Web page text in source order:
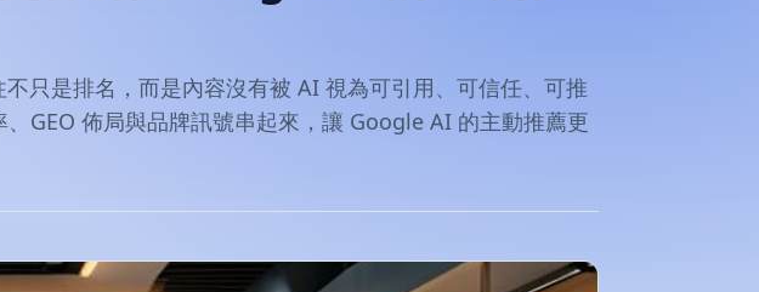
只是排名，而是內容沒有被 AI 視為可引用、可信任、可推
GEO 佈局與品牌訊號串起來，讓 Google AI 的主動推薦更